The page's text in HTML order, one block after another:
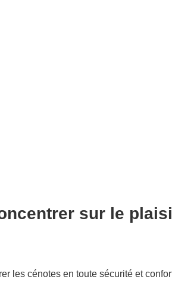
sur le
les cénotes en toute sécurité et